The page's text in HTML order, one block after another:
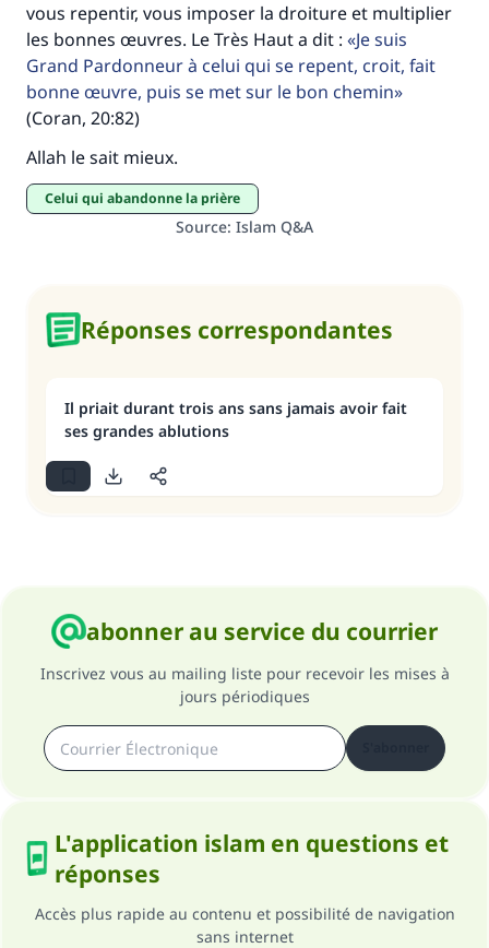
vous repentir, vous imposer la droiture et multiplier
les bonnes œuvres. Le Très Haut a dit :
Je suis
Grand Pardonneur à celui qui se repent, croit, fait
bonne œuvre, puis se met sur le bon chemin
(Coran, 20:82)
Allah le sait mieux.
Celui qui abandonne la prière
Source: Islam Q&A
Réponses correspondantes
Il priait durant trois ans sans jamais avoir fait
ses grandes ablutions
abonner au service du courrier
Inscrivez vous au mailing liste pour recevoir les mises à
jours périodiques
L'application islam en questions et
réponses
Accès plus rapide au contenu et possibilité de navigation
sans internet
Soutenez IslamQA